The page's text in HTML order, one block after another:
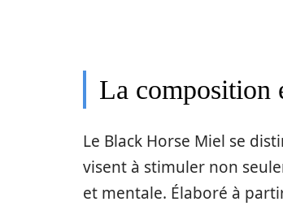
La composition
Le Black Horse Miel se
visent à stimuler non
et mentale. Élaboré à